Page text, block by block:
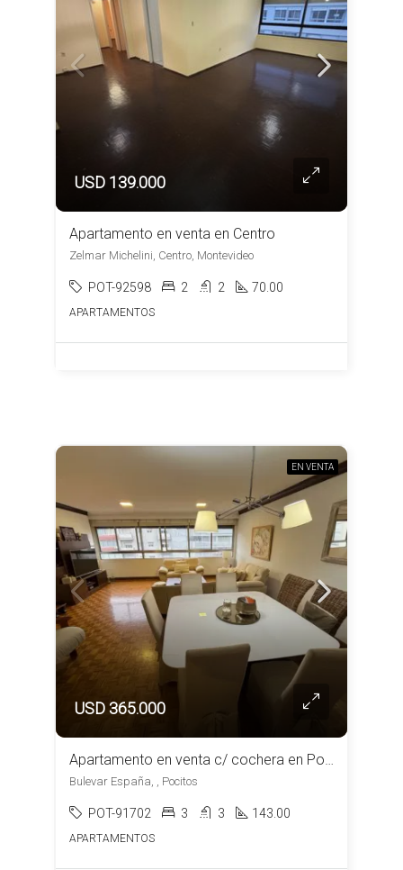
USD 139.000
Apartamento en venta en Centro
Zelmar Michelini, Centro, Montevideo
POT-92598 2 2 70.00
APARTAMENTOS
EN VENTA
USD 365.000
Apartamento en venta c/ cochera en Pocitos
Bulevar España, , Pocitos
POT-91702 3 3 143.00
APARTAMENTOS